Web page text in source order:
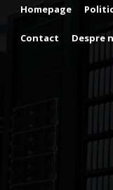
Homepage
Contact Despre